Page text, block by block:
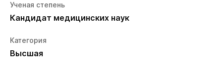
Ученая степень
Кандидат медицинских наук
Категория
Высшая